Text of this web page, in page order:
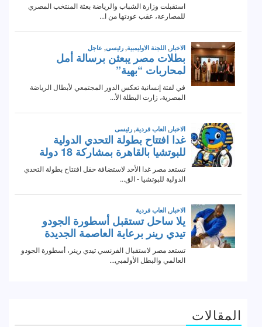
المقالات